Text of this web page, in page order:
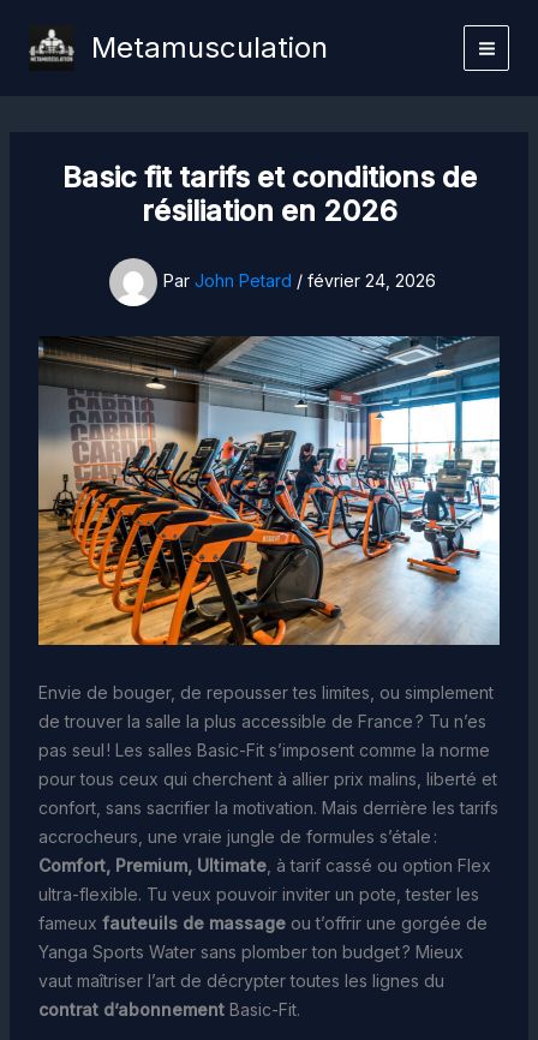
contenu
Metamusculation
Basic fit tarifs et conditions de
résiliation en 2026
Par John Petard / février 24, 2026
Envie de bouger, de repousser tes limites, ou simplement
de trouver la salle la plus accessible de France ? Tu n’es
pas seul ! Les salles Basic-Fit s’imposent comme la norme
pour tous ceux qui cherchent à allier prix malins, liberté et
confort, sans sacrifier la motivation. Mais derrière les tarifs
accrocheurs, une vraie jungle de formules s’étale :
Comfort, Premium, Ultimate, à tarif cassé ou option Flex
ultra-flexible. Tu veux pouvoir inviter un pote, tester les
fameux fauteuils de massageou t’offrir une gorgée de
Yanga Sports Water sans plomber ton budget ? Mieux
vaut maîtriser l’art de décrypter toutes les lignes du
contrat d’abonnementBasic-Fit.